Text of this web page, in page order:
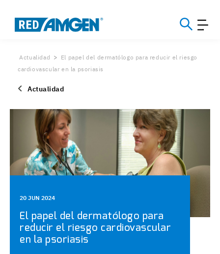
Actualidad
El papel del dermatólogo para reducir el riesgo
cardiovascular en la psoriasis
Actualidad
20 JUN 2024
El papel del dermatólogo para
reducir el riesgo cardiovascular
en la psoriasis